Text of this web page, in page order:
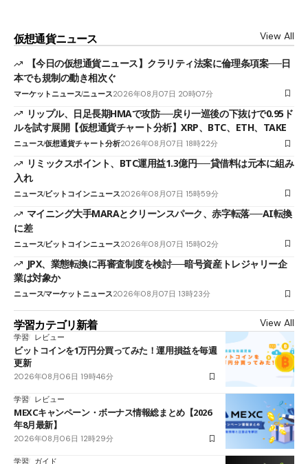
仮想通貨ニュース View All
【今日の仮想通貨ニュース】クラリティ法案に倫理条項案──日
本でも規制の動き相次ぐ
マーケットニュースニュース2026年08月07日 20時07分
リップル、日足長期HMAで攻防──戻り一巡後の下抜けで0.95ド
ルを試す展開【仮想通貨チャート分析】XRP、BTC、ETH、TAKE
ニュース仮想通貨チャート分析2026年08月07日 18時22分
リミックスポイント、BTC運用益1.3億円──貸借料は元本に組み
入れ
ニュースビットコインニュース2026年08月07日 15時59分
マイニング大手MARAとクリーンスパーク、赤字転落──AI転換
に差
ニュースビットコインニュース2026年08月07日 15時02分
JPX、業態転換に再審査制度を検討──暗号資産トレジャリー企
業は対象か
ニュースマーケットニュース2026年08月07日 13時23分
学習カテゴリ新着 View All
学習 レビュー
ビットコインを1万円分買ってみた！運用損益を毎週
更新
2026年08月06日 19時46分
学習 レビュー
MEXCキャンペーン・ボーナス情報総まとめ【2026
年8月最新】
2026年08月06日 12時29分
学習 ガイド